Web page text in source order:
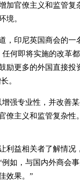
加官僚主义和监管复
境。
，印尼英国商会的一
任何即将实施的改革
励更多的外国直接投
。
强专业性，并改善
僚主义和监管复杂性
利益相关者了解情况
如，与国内外商会
效果。”